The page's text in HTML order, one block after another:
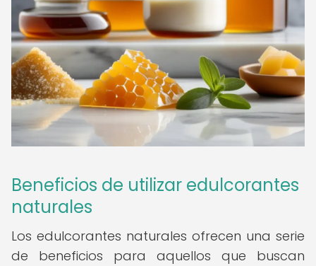
Beneficios de utilizar edulcorantes
naturales
Los edulcorantes naturales ofrecen una serie
de beneficios para aquellos que buscan